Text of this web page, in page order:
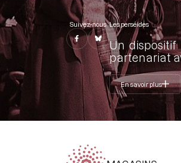
Suivez-nous Les perséides
Un dispositif
partenariat
En savoir plus